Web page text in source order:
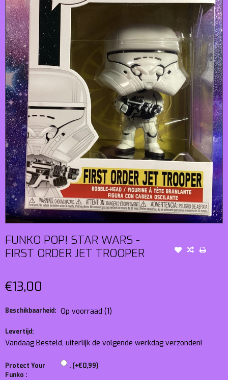
FUNKO POP! STAR WARS -
FIRST ORDER JET TROOPER
€13,00
Beschikbaarheid: Op voorraad (1)
Levertijd:
Vandaag Besteld, uiterlijk de volgende werkdag verzonden!
Protect Your
Funko :
. (+€0,99)